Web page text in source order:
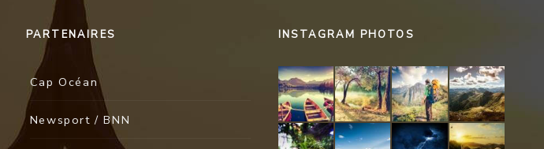
PARTENAIRES
Cap Océan
Newsport / BNN
INSTAGRAM PHOTOS